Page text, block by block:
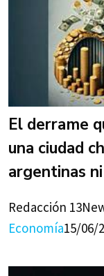
El derrame
una ciudad
argentinas
Redacción
Economía15/06/